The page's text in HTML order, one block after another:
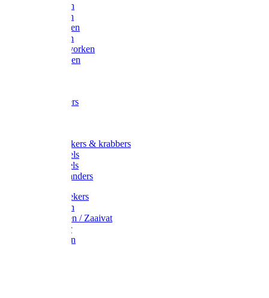
Hooivorken
Mestvorken
Bietenvorken
Maisvorken
Aardappelvorken
Vijgenvorken
Tuinkrabbers
Onkruidstekers & krabbers
Hartschoffels
Ruitschoffels
Onkruidbranders
Graskantstekers
Verticuteren
Strooiwagen / Zaaivat
Grasmaaier
Grasscharen